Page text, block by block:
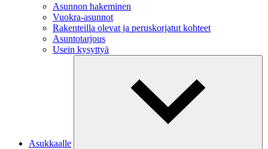
Asunnon hakeminen
Vuokra-asunnot
Rakenteilla olevat ja peruskorjatut kohteet
Asuntotarjous
Usein kysyttyä
Asukkaalle